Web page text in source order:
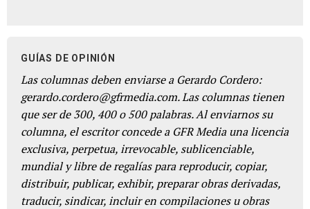
GUÍAS DE OPINIÓN
Las columnas deben enviarse a Gerardo Cordero:
gerardo.cordero@gfrmedia.com. Las columnas tienen
que ser de 300, 400 o 500 palabras. Al enviarnos su
columna, el escritor concede a GFR Media una licencia
exclusiva, perpetua, irrevocable, sublicenciable,
mundial y libre de regalías para reproducir, copiar,
distribuir, publicar, exhibir, preparar obras derivadas,
traducir, sindicar, incluir en compilaciones u obras